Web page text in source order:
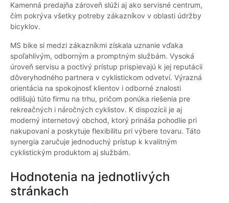
Kamenná predajňa zároveň slúži aj ako servisné centrum,
čím pokrýva všetky potreby zákazníkov v oblasti údržby
bicyklov.
MS bike si medzi zákazníkmi získala uznanie vďaka
spoľahlivým, odborným a promptným službám. Vysoká
úroveň servisu a poctivý prístup prispievajú k jej reputácii
dôveryhodného partnera v cyklistickom odvetví. Výrazná
orientácia na spokojnosť klientov i odborné znalosti
odlišujú túto firmu na trhu, pričom ponúka riešenia pre
rekreačných i náročných cyklistov. K dispozícii je aj
moderný internetový obchod, ktorý prináša pohodlie pri
nakupovaní a poskytuje flexibilitu pri výbere tovaru. Táto
synergia zaručuje jednoduchý prístup k kvalitným
cyklistickým produktom aj službám.
Hodnotenia na jednotlivých
stránkach